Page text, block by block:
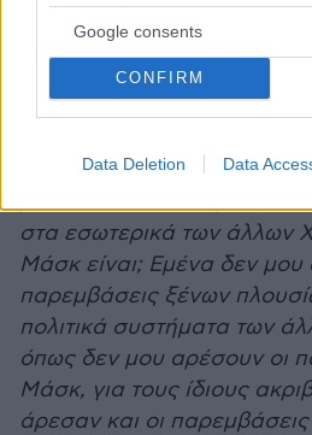
Google consents
CONFIRM
Data Deletion Data
παρεμβάσεις του κ. Ίλον
πράγματα των Χωρών και
διαμαρτυρεί άραγε οι ίδιοι
ότι οι ΗΠΑ μοίραζαν
Ευρωπαϊκές Χώρες ή για
στα εσωτερικά των άλλων
Μάσκ είναι; Εμένα δεν
παρεμβάσεις ξένων
πολιτικά συστήματα των
όπως δεν μου αρέσουν οι
Μάσκ, για τους ίδιους
άρεσαν και οι